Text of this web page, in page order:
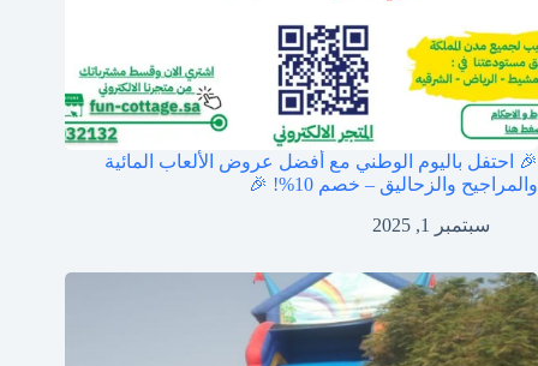
🎉 احتفل باليوم الوطني مع أفضل عروض الألعاب المائية
والمراجيح والزحاليق – خصم 10%! 🎉
سبتمبر 1, 2025